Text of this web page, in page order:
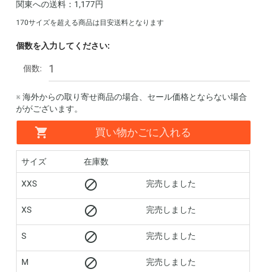
関東への送料：1,177円
170サイズを超える商品は目安送料となります
個数を入力してください:
個数:
※ 海外からの取り寄せ商品の場合、セール価格とならない場合
ががございます。
買い物かごに入れる
サイズ 在庫数
XXS 完売しました
XS 完売しました
S 完売しました
M 完売しました